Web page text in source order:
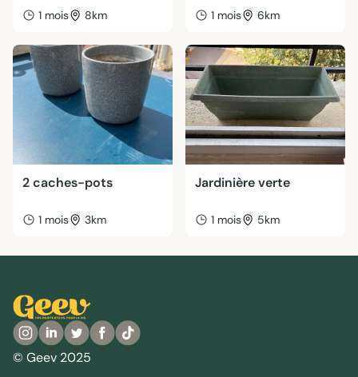
1 mois 8km 1 mois 6km
2 caches-pots
1 mois 3km
Jardinière verte
1 mois 5km
© Geev 2025